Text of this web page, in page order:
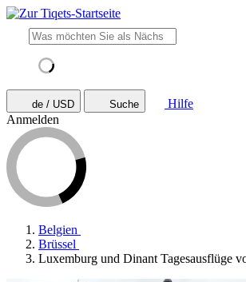
de / USD Suche
Hilfe
Anmelden
Belgien
Brüssel
Luxemburg und Dinant Tagesausflüge